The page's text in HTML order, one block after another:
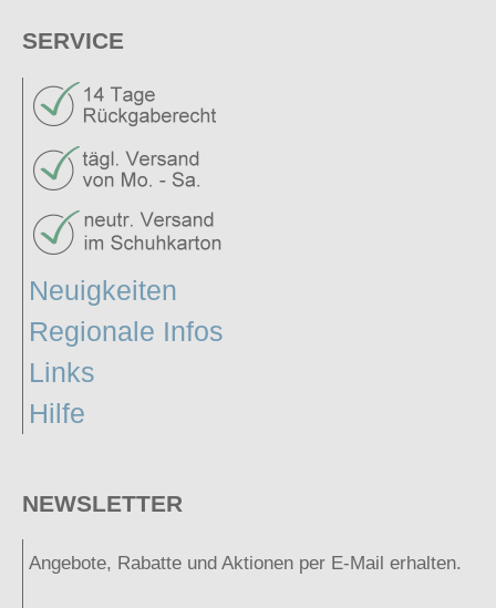
SERVICE
Neuigkeiten
Regionale Infos
Links
Hilfe
NEWSLETTER
Angebote, Rabatte und Aktionen per E-Mail erhalten.